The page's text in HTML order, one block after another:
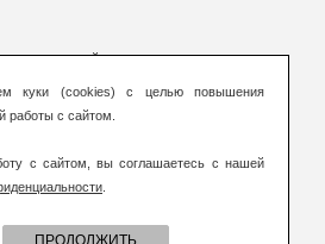
сайта
куки (cookies) с целью повышения
работы с сайтом.
с сайтом, вы соглашаетесь с нашей
ПРОДОЛЖИТЬ